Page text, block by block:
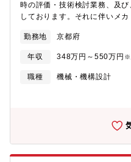
時の評価・技術検討業務、及
しております。それに伴いメ
らベテランまで幅広く募集し
くりやIoT、DXに興味があり
ション：メンバー■業務内容≪
換えに伴う技術検討、必要に
振動試験 等：量産商品に使用
評価などを対応していただき
部品の選定および技術検討・
型更新時の図面および製品の
な数多くの取引先様の「金型
勤務地 京都府
年収 348万円～550万円 ※
職種
機械・機構設計